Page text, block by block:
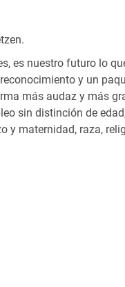
es nuestro futuro lo
y un
más audaz y más
sin distinción de
y maternidad, raza,